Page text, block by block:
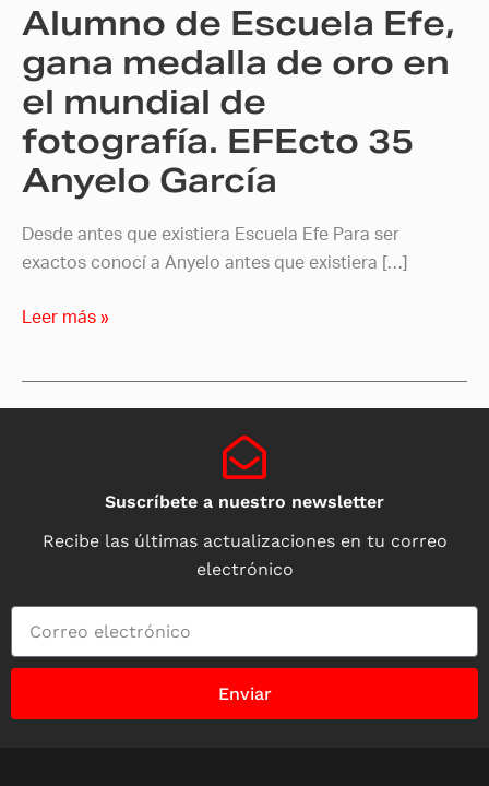
Alumno de Escuela Efe,
gana medalla de oro en
el mundial de
fotografía. EFEcto 35
Anyelo García
Desde antes que existiera Escuela Efe Para ser
exactos conocí a Anyelo antes que existiera […]
en
mundial
de
fotografía.
EFEcto
35
García
Leer más »
Suscríbete a nuestro newsletter
Recibe las últimas actualizaciones en tu correo
electrónico
Enviar